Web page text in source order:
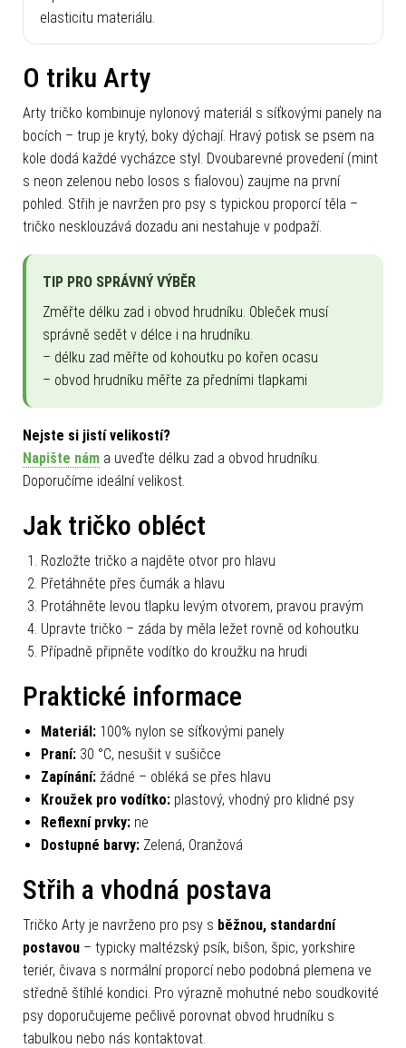
elasticitu materiálu.
O triku Arty
Arty tričko kombinuje nylonový materiál s síťkovými panely na
bocích – trup je krytý, boky dýchají. Hravý potisk se psem na
kole dodá každé vycházce styl. Dvoubarevné provedení (mint
s neon zelenou nebo losos s fialovou) zaujme na první
pohled. Střih je navržen pro psy s typickou proporcí těla –
tričko nesklouzává dozadu ani nestahuje v podpaží.
TIP PRO SPRÁVNÝ VÝBĚR
Změřte délku zad i obvod hrudníku. Obleček musí
správně sedět v délce i na hrudníku.
– délku zad měřte od kohoutku po kořen ocasu
– obvod hrudníku měřte za předními tlapkami
Nejste si jistí velikostí?
Napište nám a uveďte délku zad a obvod hrudníku.
Doporučíme ideální velikost.
Jak tričko obléct
Rozložte tričko a najděte otvor pro hlavu
Přetáhněte přes čumák a hlavu
Protáhněte levou tlapku levým otvorem, pravou pravým
Upravte tričko – záda by měla ležet rovně od kohoutku
Případně připněte vodítko do kroužku na hrudi
Praktické informace
Materiál: 100% nylon se síťkovými panely
Praní: 30 °C, nesušit v sušičce
Zapínání: žádné – obléká se přes hlavu
Kroužek pro vodítko: plastový, vhodný pro klidné psy
Reflexní prvky: ne
Dostupné barvy: Zelená, Oranžová
Střih a vhodná postava
Tričko Arty je navrženo pro psy s běžnou, standardní
postavou – typicky maltézský psík, bišon, špic, yorkshire
teriér, čivava s normální proporcí nebo podobná plemena ve
středně štíhlé kondici. Pro výrazně mohutné nebo soudkovité
psy doporučujeme pečlivě porovnat obvod hrudníku s
tabulkou nebo nás kontaktovat.